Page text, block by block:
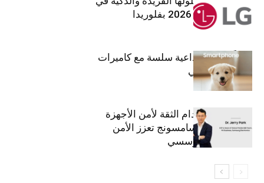
معرض (KBIS) 2026 بفلوريدا
قريباً: تجربة إبداعية سلسة مع كاميرات
أجهزة جالاكسي
استراتيجية انعدام الثقة لأمن الأجهزة
المحمولة من سامسونج تعزز الأمن
السيبراني المؤسسي